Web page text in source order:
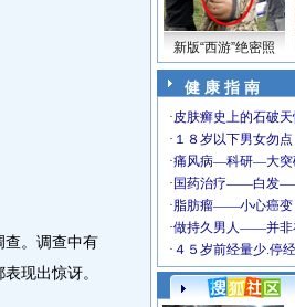
。调查中有
现出惊讶。
新版“西游”绝密照
健 康 指 南